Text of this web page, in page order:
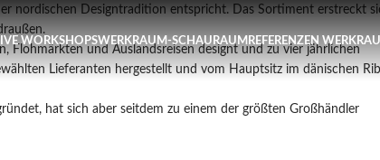
Workshop Papierblumen, Sonntag 19. Juli / 11 Uhr
WORKSHOPSWERKRAUM-SCHAURAUM REFERENZEN
nordischen Designtradition entspricht. Das Sortiment erstreckt
Flohmärkten und Auslandsreisen designt und zu vier jährlichen
Lieferanten hergestellt und vom Hauptsitz im dänischen
hat sich aber seitdem zu einem der größten Großhändler